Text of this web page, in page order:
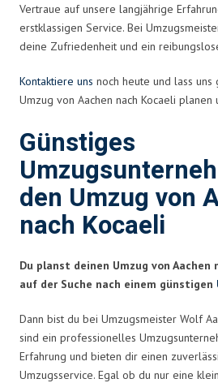
Vertraue auf unsere langjährige
erstklassigen Service. Bei
deine Zufriedenheit und ein
Kontaktiere uns noch heute und lass uns
Umzug von Aachen nach Kocaeli planen
Günstiges
den Umzug von
nach Kocaeli
Du planst deinen Umzug von Aachen
auf der Suche nach einem günstigen
Dann bist du bei Umzugsmeister Wolf
sind ein professionelles
Erfahrung und bieten dir einen
Umzugsservice. Egal ob du nur eine